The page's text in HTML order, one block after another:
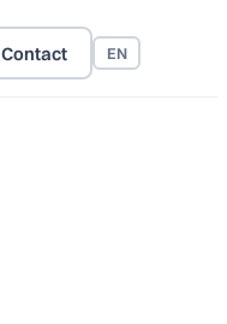
Contact EN